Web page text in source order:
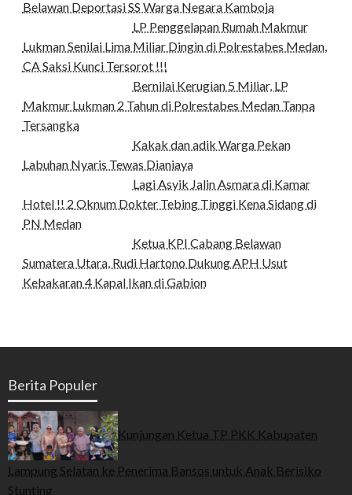
Belawan Deportasi SS Warga Negara Kamboja
LP Penggelapan Rumah Makmur
Lukman Senilai Lima Miliar Dingin di Polrestabes Medan,
CA Saksi Kunci Tersorot !!!
Bernilai Kerugian 5 Miliar, LP
Makmur Lukman 2 Tahun di Polrestabes Medan Tanpa
Tersangka
Kakak dan adik Warga Pekan
Labuhan Nyaris Tewas Dianiaya
Lagi Asyik Jalin Asmara di Kamar
Hotel !! 2 Oknum Dokter Tebing Tinggi Kena Sidang di
PN Medan
Ketua KPI Cabang Belawan
Sumatera Utara, Rudi Hartono Dukung APH Usut
Kebakaran 4 Kapal Ikan di Gabion
Berita Populer
Kunjungan Ketua TP PKK Kabupaten
Lampung Selatan ke Penerima Bansos untuk Anak Berisiko
Stunting